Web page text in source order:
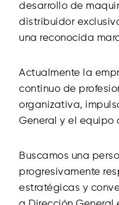
desarrollo de
distribuidor
una reconocida
Actualmente la
continuo de
organizativa,
General y el equipo
Buscamos una
progresivamente
estratégicas y